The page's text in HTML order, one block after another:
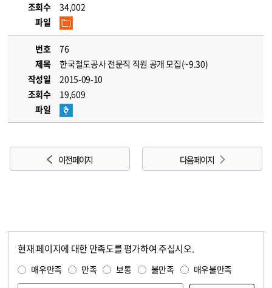
조회수
34,002
파일
번호
76
제목
한국철도공사 전문직 직원 공개 모집(~9.30)
작성일
2015-09-10
조회수
19,609
파일
이전 페이지 다음 페이지
현재 페이지에 대한 만족도를 평가하여 주십시오.
매우만족 만족 보통 불만족 매우불만족